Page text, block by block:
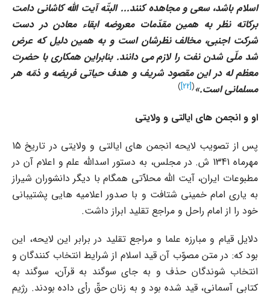
اسلام باشد، سعى و مجاهده کنند... البتّه آیت الله کاشانى دامت
برکاته نظر به همین مقدّمات معروضه ابقاء معادن در دست
شرکت اجنبى، مخالف نظرشان است و به همین دلیل که عرض
شد ملّى شدن نفت را لازم مى دانند. بنابراین همکارى با حضرت
معظم له در این مقصود شریف و هدف حیاتى فریضه و ذمّه هر
مسلمانى است.»
(
[22]
)
او و انجمن هاى ایالتى و ولایتى
پس از تصویب لایحه انجمن هاى ایالتى و ولایتى در تاریخ 15
مهرماه 1341 ش. در مجلس، به دستور اسدالله علم و اعلام آن در
مطبوعات ایران، آیت الله محلاّتى همگام با دیگر دانشوران شیراز
به یارى امام خمینى شتافت و با صدور اعلامیه هایى پشتیبانى
خود را از امام راحل و مراجع تقلید ابراز داشت.
دلایل قیام و مبارزه علما و مراجع تقلید در برابر این لایحه، این
بود که: در متن مصوّب آن قید اسلام از شرایط انتخاب کنندگان و
انتخاب شوندگان حذف و به جاى سوگند به قرآن، سوگند به
کتابى آسمانى، قید شده بود و به زنان حقّ رأى داده بودند. رژیم